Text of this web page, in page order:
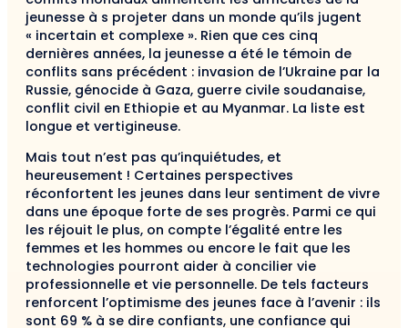
jeunesse à s projeter dans un monde qu’ils jugent
« incertain et complexe ». Rien que ces cinq
dernières années, la jeunesse a été le témoin de
conflits sans précédent : invasion de l’Ukraine par la
Russie, génocide à Gaza, guerre civile soudanaise,
conflit civil en Ethiopie et au Myanmar. La liste est
longue et vertigineuse.
Mais tout n’est pas qu’inquiétudes, et
heureusement ! Certaines perspectives
réconfortent les jeunes dans leur sentiment de vivre
dans une époque forte de ses progrès. Parmi ce qui
les réjouit le plus, on compte l’égalité entre les
femmes et les hommes ou encore le fait que les
technologies pourront aider à concilier vie
professionnelle et vie personnelle. De tels facteurs
renforcent l’optimisme des jeunes face à l’avenir : ils
sont 69 % à se dire confiants, une confiance qui